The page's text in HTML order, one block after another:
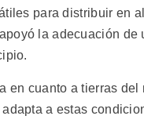
para distribuir en
la adecuación
en cuanto a tierras
a estas